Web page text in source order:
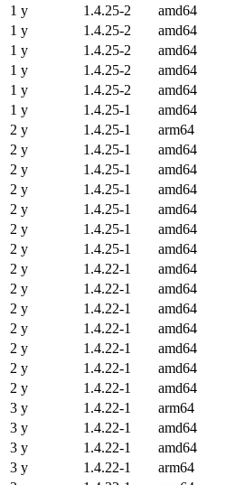
1 y
1.4.25-2 amd64
1 y
1.4.25-2 amd64
1 y
1.4.25-2 amd64
1 y
1.4.25-2 amd64
1 y
1.4.25-2 amd64
1 y
1.4.25-1 amd64
2 y
1.4.25-1 arm64
2 y
1.4.25-1 amd64
2 y
1.4.25-1 amd64
2 y
1.4.25-1 amd64
2 y
1.4.25-1 amd64
2 y
1.4.25-1 amd64
2 y
1.4.25-1 amd64
2 y
1.4.22-1 amd64
2 y
1.4.22-1 amd64
2 y
1.4.22-1 amd64
2 y
1.4.22-1 amd64
2 y
1.4.22-1 amd64
2 y
1.4.22-1 amd64
2 y
1.4.22-1 amd64
3 y
1.4.22-1 arm64
3 y
1.4.22-1 amd64
3 y
1.4.22-1 amd64
3 y
1.4.22-1 arm64